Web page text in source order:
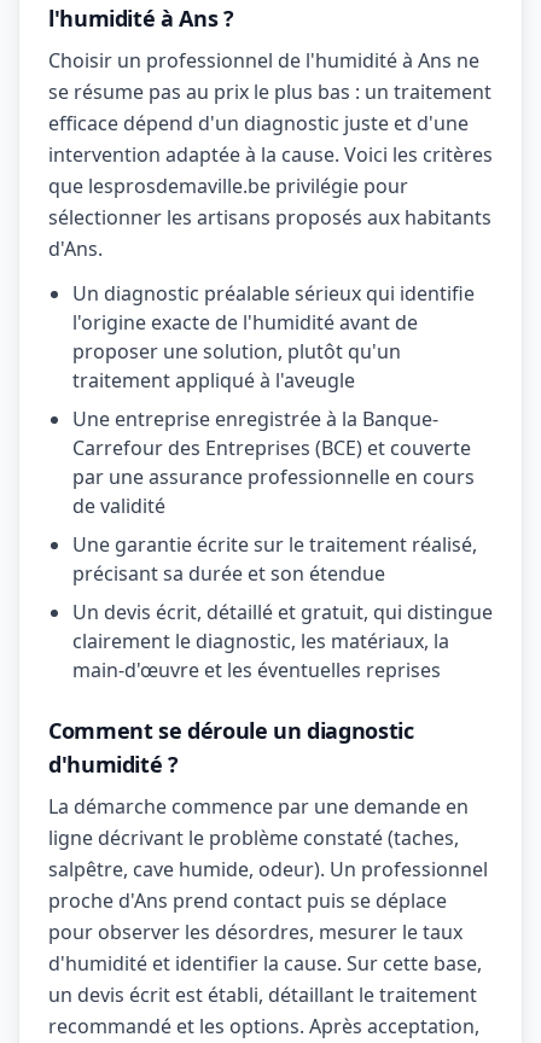
l'humidité à Ans ?
Choisir un professionnel de l'humidité à Ans ne
se résume pas au prix le plus bas : un traitement
efficace dépend d'un diagnostic juste et d'une
intervention adaptée à la cause. Voici les critères
que lesprosdemaville.be privilégie pour
sélectionner les artisans proposés aux habitants
d'Ans.
Un diagnostic préalable sérieux qui identifie
l'origine exacte de l'humidité avant de
proposer une solution, plutôt qu'un
traitement appliqué à l'aveugle
Une entreprise enregistrée à la Banque-
Carrefour des Entreprises (BCE) et couverte
par une assurance professionnelle en cours
de validité
Une garantie écrite sur le traitement réalisé,
précisant sa durée et son étendue
Un devis écrit, détaillé et gratuit, qui distingue
clairement le diagnostic, les matériaux, la
main-d'œuvre et les éventuelles reprises
Comment se déroule un diagnostic
d'humidité ?
La démarche commence par une demande en
ligne décrivant le problème constaté (taches,
salpêtre, cave humide, odeur). Un professionnel
proche d'Ans prend contact puis se déplace
pour observer les désordres, mesurer le taux
d'humidité et identifier la cause. Sur cette base,
un devis écrit est établi, détaillant le traitement
recommandé et les options. Après acceptation,